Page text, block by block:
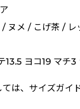
/ ヌメ / こげ茶 /
13.5 ヨコ19 マチ
は、 サイズガイ